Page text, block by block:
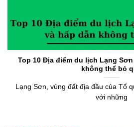
Top 10 Địa điểm du lịch Lạng
không thể bỏ
Lạng Sơn, vùng đất địa đầu của Tổ
với những